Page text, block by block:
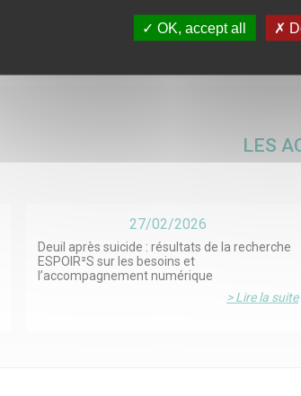
LES
27/02/2026
Deuil après suicide : résultats de la recherche
ESPOIR²S sur les besoins et
l’accompagnement numérique
> Lire la suite
OK, accept all